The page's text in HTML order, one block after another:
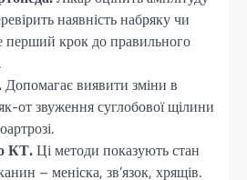
наявність набряку чи
крок до правильного
Допомагає виявити зміни в
от звуження суглобової щілини
КТ.Ці методи показують стан
– меніска, зв’язок, хрящів.